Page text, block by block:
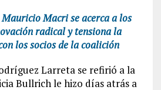
Mauricio Macri se acerca a los
radical y tensiona la
los socios de la coalición
Larreta se refirió a la
Bullrich le hizo días atrás a